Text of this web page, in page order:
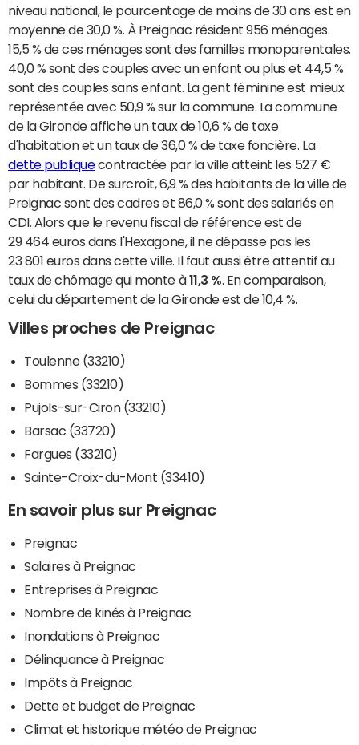
niveau national, le pourcentage de moins de 30 ans est en
moyenne de 30,0 %. À Preignac résident 956 ménages.
15,5 % de ces ménages sont des familles monoparentales.
40,0 % sont des couples avec un enfant ou plus et 44,5 %
sont des couples sans enfant. La gent féminine est mieux
représentée avec 50,9 % sur la commune. La commune
de la Gironde affiche un taux de 10,6 % de taxe
d'habitation et un taux de 36,0 % de taxe foncière. La
dette publiquecontractée par la ville atteint les 527 €
par habitant. De surcroît, 6,9 % des habitants de la ville de
Preignac sont des cadres et 86,0 % sont des salariés en
CDI. Alors que le revenu fiscal de référence est de
29 464 euros dans l'Hexagone, il ne dépasse pas les
23 801 euros dans cette ville. Il faut aussi être attentif au
taux de chômage qui monte à11,3 %. En comparaison,
celui du département de la Gironde est de 10,4 %.
Villes proches de Preignac
Toulenne (33210)
Bommes (33210)
Pujols-sur-Ciron (33210)
Barsac (33720)
Fargues (33210)
Sainte-Croix-du-Mont (33410)
En savoir plus sur Preignac
Preignac
Salaires à Preignac
Entreprises à Preignac
Nombre de kinés à Preignac
Inondations à Preignac
Délinquance à Preignac
Impôts à Preignac
Dette et budget de Preignac
Climat et historique météo de Preignac